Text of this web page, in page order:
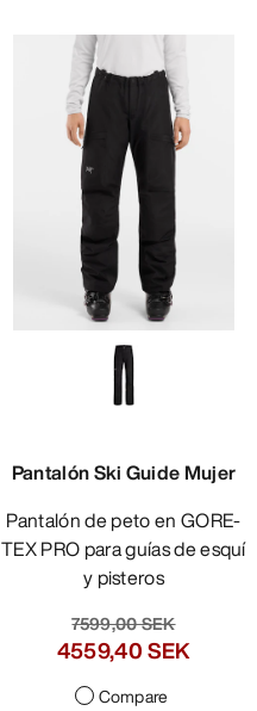
Pantalón Ski Guide Mujer
Pantalón de peto en GORE-
TEX PRO para guías de esquí
y pisteros
7599,00 SEK
4559,40 SEK
Compare